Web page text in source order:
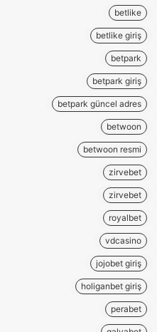
betlike
betlike giriş
betpark
betpark giriş
betpark güncel adres
betwoon
betwoon resmi
zirvebet
zirvebet
royalbet
vdcasino
jojobet giriş
holiganbet giriş
perabet